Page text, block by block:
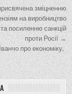
зміцненню
на виробництво
посиленню санкцій
проти Росії →
про економіку,